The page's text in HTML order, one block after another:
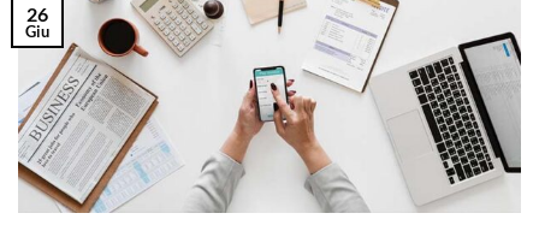
26
Giu